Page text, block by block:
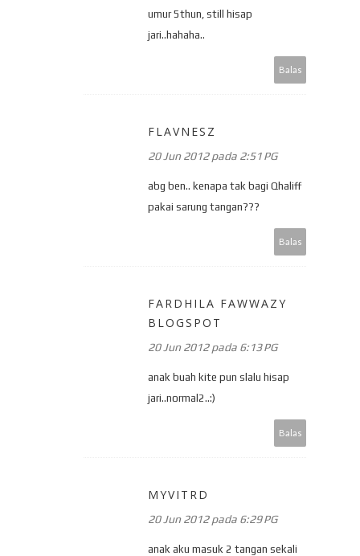
umur 5thun, still hisap
jari..hahaha..
Balas
FLAVNESZ
20 Jun 2012 pada 2:51 PG
abg ben.. kenapa tak bagi Qhaliff
pakai sarung tangan???
Balas
FARDHILA FAWWAZY
BLOGSPOT
20 Jun 2012 pada 6:13 PG
anak buah kite pun slalu hisap
jari..normal2..:)
Balas
MYVITRD
20 Jun 2012 pada 6:29 PG
anak aku masuk 2 tangan sekali